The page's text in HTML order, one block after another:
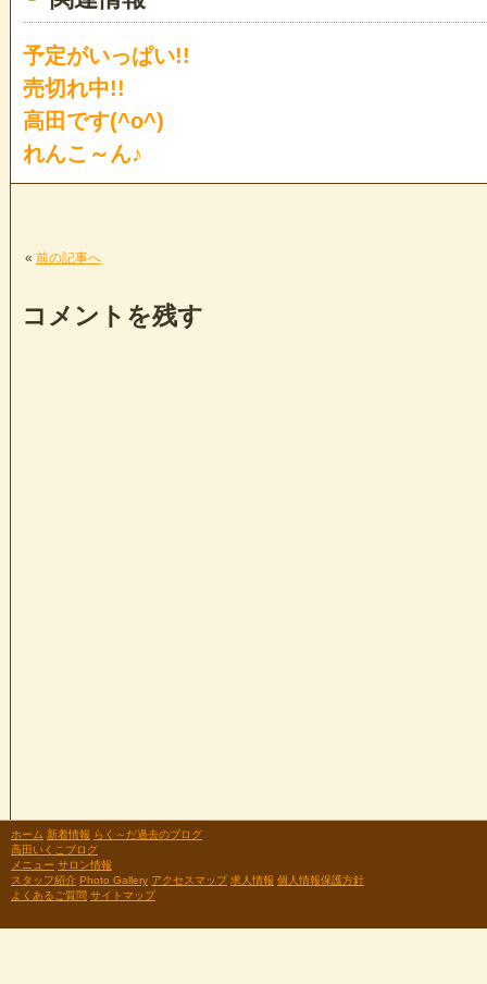
予定がいっぱい!!
売切れ中!!
高田です(^o^)
れんこ～ん♪
« 前の記事へ
コメントを残す
ホーム 新着情報 らく～だ過去のブログ
高田いくこブログ
メニュー サロン情報
スタッフ紹介 Photo Gallery アクセスマップ 求人情報 個人情報保護方針
よくあるご質問 サイトマップ